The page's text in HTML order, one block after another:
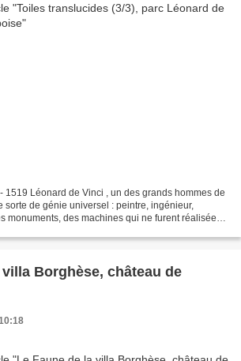
1519 Léonard de Vinci , un des grands hommes de
sorte de génie universel : peintre, ingénieur,
monuments, des machines qui ne furent réalisées
Borghèse, château de